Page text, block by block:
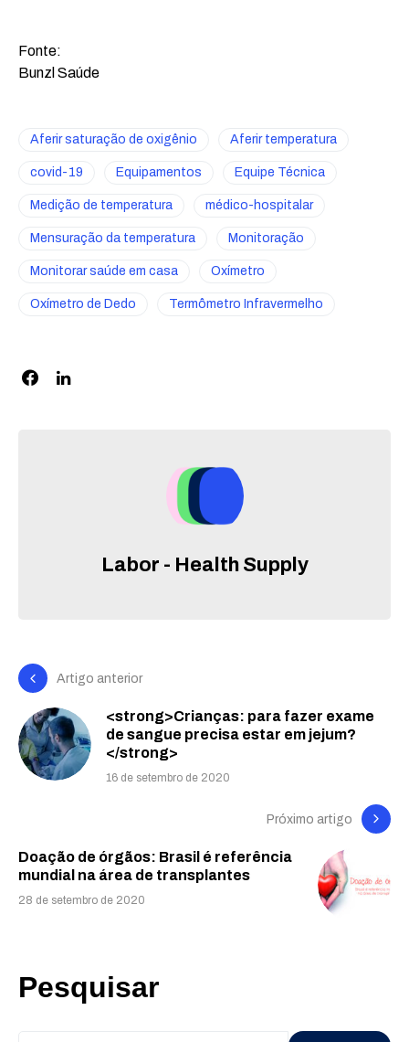
Fonte:
Bunzl Saúde
Aferir saturação de oxigênio Aferir temperatura
covid-19 Equipamentos Equipe Técnica
Medição de temperatura médico-hospitalar
Mensuração da temperatura Monitoração
Monitorar saúde em casa Oxímetro
Oxímetro de Dedo Termômetro Infravermelho
Labor - Health Supply
Artigo anterior
<strong>Crianças: para fazer exame
de sangue precisa estar em jejum?
</strong>
16 de setembro de 2020
Próximo artigo
Doação de órgãos: Brasil é referência
mundial na área de transplantes
28 de setembro de 2020
Pesquisar